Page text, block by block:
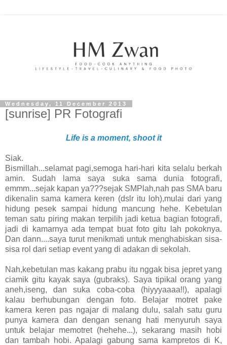
Wednesday, 11 December 2013
[sunrise] PR Fotografi
Life is a moment, shoot it
Siak.
Bismillah...selamat pagi,semoga hari-hari kita selalu berkah
amin. Sudah lama saya suka sama dunia fotografi,
emmm...sejak kapan ya???sejak SMPlah,nah pas SMA baru
dikenalin sama kamera keren (dslr itu loh),mulai dari yang
hidung pesek sampai hidung mancung hehe. Kebetulan
teman satu piring makan terpilih jadi ketua bagian fotografi,
jadi di kamarnya ada tempat buat foto gitu lah pokoknya.
Dan dann....saya turut menikmati untuk menghabiskan sisa-
sisa rol dari setiap event yang di adakan di sekolah.
Nah,kebetulan mas kakang prabu itu nggak bisa jepret yang
ciamik gitu kayak saya (gubraks). Saya tipikal orang yang
aneh,iseng, dan suka coba-coba (hiyyyaaaa!!), apalagi
kalau berhubungan dengan foto. Belajar motret pake
kamera keren pas ngajar di malang dulu, salah satu guru
punya kamera dan dengan senang hati menyuruh saya
untuk belajar memotret (hehehe...), sekarang masih hobi
dan tambah hobi. Apalagi gabung sama kampretos di K,